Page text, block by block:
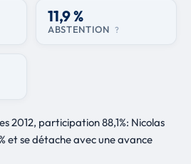
11,9 %
ABSTENTION ?
2012, participation 88,1%: Nicolas
et se détache avec une avance